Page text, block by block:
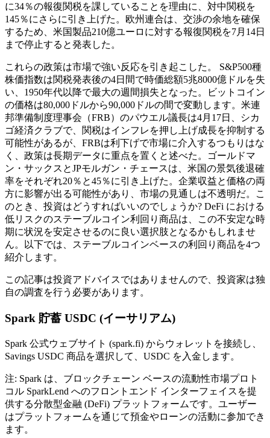
に34％の報復関税を課していることを理由に、対中関税を
145％にさらに引き上げた。欧州連合は、交渉の余地を確保
するため、米国製品210億ユーロに対する報復関税を7月14日
まで停止すると発表した。
これらの政策は市場で強い反応を引き起こした。 S&P500種
株価指数は関税発表後の4日間で時価総額5兆8000億ドルを失
い、1950年代以降で最大の週間損失となった。ビットコイン
の価格は80,000ドルから90,000ドルの間で変動します。米連
邦準備制度理事会（FRB）のパウエル議長は4月17日、シカ
ゴ経済クラブで、関税はインフレを押し上げ成長を抑制する
可能性があるが、FRBは利下げで市場に介入するつもりはな
く、政策は長期データに重点​​を置くと述べた。ゴールドマ
ン・サックスとJPモルガン・チェースは、米国の景気後退確
率をそれぞれ20％と45％に引き上げた。企業収益と価格の両
方に影響が出る可能性があり、市場の見通しは不透明だ。こ
のとき、投資はどうすればいいのでしょうか? DeFi における
低リスクのステーブルコイン利回り商品は、この不安定な時
期に状況を安定させるのに良い選択肢となるかもしれませ
ん。以下では、ステーブルコインベースの利回り商品を4つ
紹介します。
この記事は投資アドバイスではありませんので、投資家は独
自の調査を行う必要があります。
Spark 貯蓄 USDC (イーサリアム)
Spark 公式ウェブサイト (spark.fi) からウォレットを接続し、
Savings USDC 商品を選択して、USDC を入金します。
注: Spark は、ブロックチェーン ベースの流動性市場プロト
コル SparkLend へのフロントエンド インターフェイスを提
供する分散型金融 (DeFi) プラットフォームです。ユーザー
はプラットフォームを通じて預金やローンの活動に参加でき
ます。